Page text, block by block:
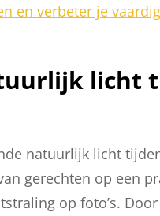
en verbeter je
licht
natuurlijk licht
gerechten op een
op foto’s.